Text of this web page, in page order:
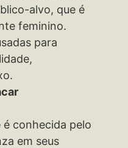
alvo, que é
feminino.
para
é conhecida pelo
em seus